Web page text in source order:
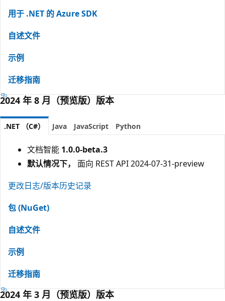
用于 .NET 的 Azure SDK
自述文件
示例
迁移指南
2024 年 8 月（预览版）版本
.NET （C#） Java JavaScript Python
文档智能 1.0.0-beta.3
默认情况下，
面向 REST API 2024-07-31-preview
更改日志/版本历史记录
包 (NuGet)
自述文件
示例
迁移指南
2024 年 3 月（预览版）版本